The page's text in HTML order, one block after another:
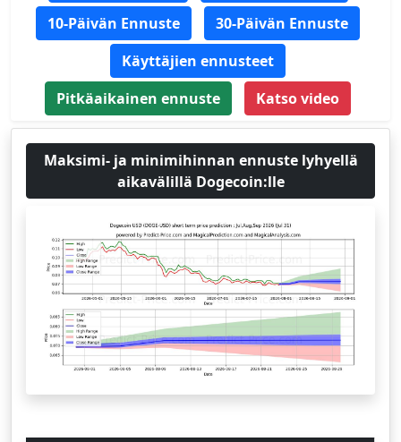
10-Päivän Ennuste
30-Päivän Ennuste
Käyttäjien ennusteet
Pitkäaikainen ennuste
Katso video
Maksimi- ja minimihinnan ennuste lyhyellä
aikavälillä Dogecoin:lle